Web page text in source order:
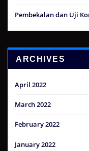
Pembekalan dan Uji
ARCHIVES
April 2022
March 2022
February 2022
January 2022